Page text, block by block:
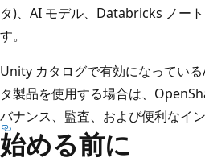
タ)、AI モデル、Databricks ノー
す。
Unity カタログで有効になってい
タ製品を使用する場合は、
バナンス、監査、および便利なイ
始める前に